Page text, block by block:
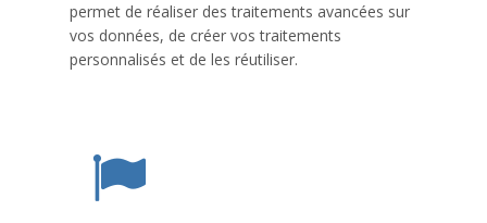
permet de réaliser des traitements avancées sur
vos données, de créer vos traitements
personnalisés et de les réutiliser.